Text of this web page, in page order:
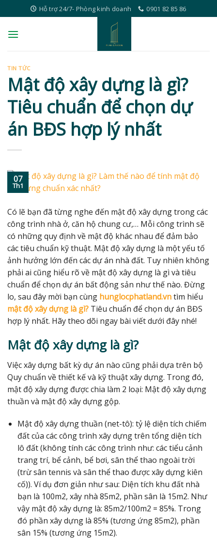
to
content
Hỗ trợ 24/7- Phòng kinh doanh 0901 82 85 86
TIN TỨC
Mật độ xây dựng là gì?
Tiêu chuẩn để chọn dự
án BĐS hợp lý nhất
07
Th1
Có lẽ bạn đã từng nghe đến mật độ xây dựng trong các
công trình nhà ở, căn hộ chung cư,… Mỗi công trình sẽ
có những quy định về mật độ khác nhau để đảm bảo
các tiêu chuẩn kỹ thuật. Mật độ xây dựng là một yếu tố
ảnh hưởng lớn đến các dự án nhà đất. Tuy nhiên không
phải ai cũng hiểu rõ về mật độ xây dựng là gì và tiêu
chuẩn để chọn dự án bất động sản như thế nào. Đừng
lo, sau đây mời bạn cùng hunglocphatland.vntìm hiểu
mật độ xây dựng là gì? Tiêu chuẩn để chọn dự án BĐS
hợp lý nhất. Hãy theo dõi ngay bài viết dưới đây nhé!
Mật độ xây dựng là gì?
Việc xây dựng bất kỳ dự án nào cũng phải dựa trên bộ
Quy chuẩn về thiết kế và kỹ thuật xây dựng. Trong đó,
mật độ xây dựng được chia làm 2 loại: Mật độ xây dựng
thuần và mật độ xây dựng gộp.
Mật độ xây dựng thuần (net-tô): tỷ lệ diện tích chiếm
đất của các công trình xây dựng trên tổng diện tích
lô đất (không tính các công trình như: các tiểu cảnh
trang trí, bể cảnh, bể bơi, sân thể thao ngoài trời
(trừ sân tennis và sân thể thao được xây dựng kiên
cố)). Ví dụ đơn giản như sau: Diện tích khu đất nhà
bạn là 100m2, xây nhà 85m2, phần sân là 15m2. Như
vậy mật độ xây dựng là: 85m2/100m2 = 85%. Trong
đó phần xây dựng là 85% (tương ứng 85m2), phần
sân 15% (tương ứng 15m2).